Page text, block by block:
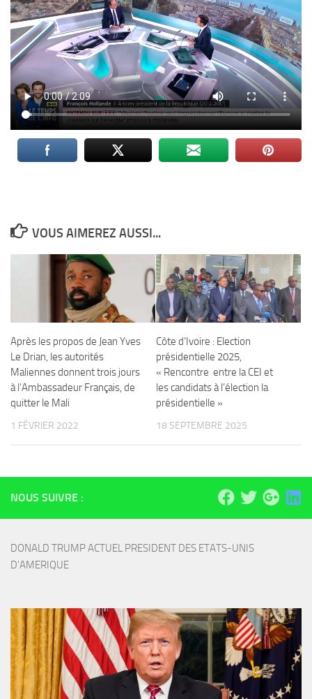
VOUS AIMEREZ AUSSI...
Après les propos de Jean Yves
Le Drian, les autorités
Maliennes donnent trois jours
à l’Ambassadeur Français, de
quitter le Mali
1 FÉVRIER 2022
Côte d’Ivoire : Election
présidentielle 2025,
« Rencontre entre la CEI et
les candidats à l’élection la
présidentielle »
18 SEPTEMBRE 2025
NOUS SUIVRE :
DONALD TRUMP ACTUEL PRESIDENT DES ETATS-UNIS
D'AMERIQUE